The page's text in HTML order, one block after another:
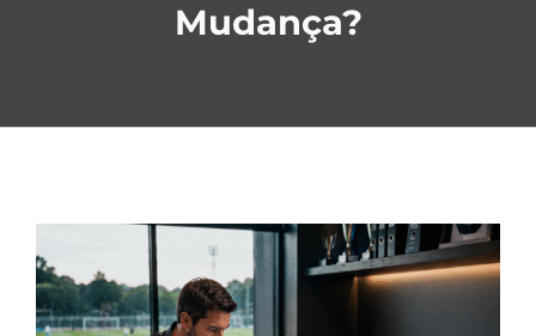
Mudança?
Larger
Image